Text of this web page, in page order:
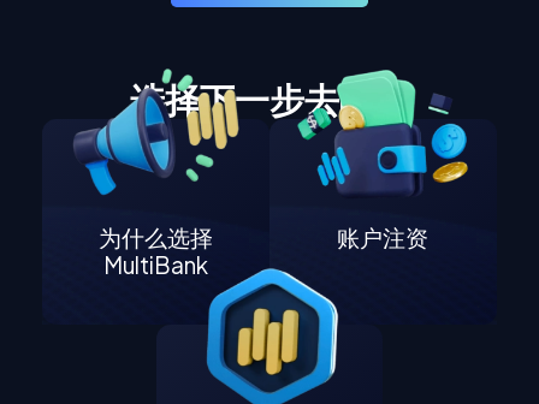
选择下一步去哪里
为什么选择
MultiBank
账户注资